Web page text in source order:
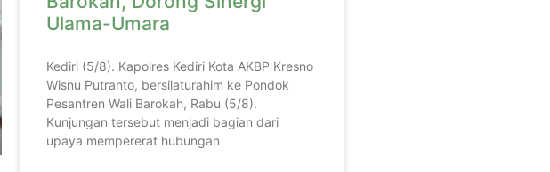
Ulama-Umara
Kediri (5/8). Kapolres Kediri Kota AKBP Kresno
Wisnu Putranto, bersilaturahim ke Pondok
Pesantren Wali Barokah, Rabu (5/8).
Kunjungan tersebut menjadi bagian dari
upaya mempererat hubungan